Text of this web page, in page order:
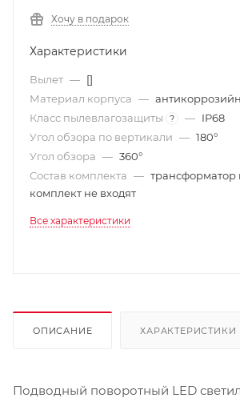
Хочу в подарок
Характеристики
Вылет — []
Материал корпуса —
Класс пылевлагозащиты
? — IP68
Угол обзора по вертикали — 180°
Угол обзора — 360°
Состав комплекта — трансформатор
комплект не входят
Все характеристики
ОПИСАНИЕ ХАРАКТЕРИСТИКИ
Подводный поворотный LED